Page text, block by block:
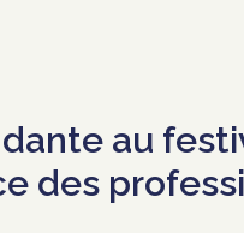
au
des